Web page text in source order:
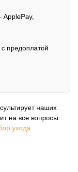
предоплатой
наших
на все вопросы.
ухода